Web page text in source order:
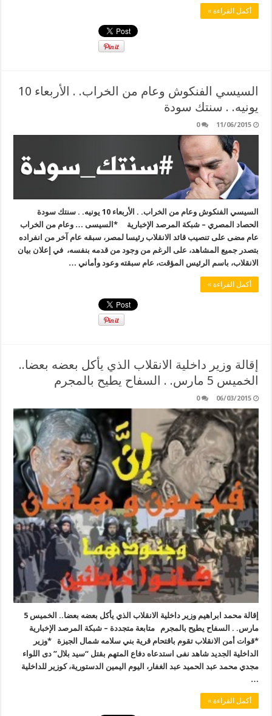
أكمل القراءة »
السيسي الفنكوش وعام من الخراب. . الأربعاء 10
يونيه. . سنتك سودة
11/06/2015
0
السيسي الفنكوش وعام من الخراب. . الأربعاء 10 يونيه. . سنتك سودة
الحصاد المصري – شبكة المرصد الإخبارية *السيسى … وعام من الخراب
عام مضى على تنصيب قائد الانقلاب رئيسا لمصر، سبقه عام آخر من انفراده
بتصدر جميع المشاهد، على الرغم من وجود من قدمه بنفسه، في إعلان بيان
الانقلاب، باسم الرئيس المؤقت، عام سبقته وعود وأماني …
أكمل القراءة »
إقالة وزير داخلية الانقلاب الذي يأكل بعضه بعضا..
الخميس 5 مارس. . السفاح يطيح بالمجرم
06/03/2015
0
إقالة محمد ابراهيم وزير داخلية الانقلاب الذي يأكل بعضه بعضا.. الخميس 5
مارس. . السفاح يطيح بالمجرم متابعة متجددة – شبكة المرصد الإخبارية
*قوات أمن الانقلاب تقوم باقتحام قرية بني سلامه شمال ‫‏الجيزة *وزير
الداخلية الجديد شاهد نفى استدعاه دفاع المتهم بقتل “سيد بلال” دى اللواء
مجدي محمد عبد الحميد عبد الغفار، اليوم اليمين الدستورية، كوزير للداخلية
…
أكمل القراءة »